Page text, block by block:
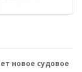
новое судовое